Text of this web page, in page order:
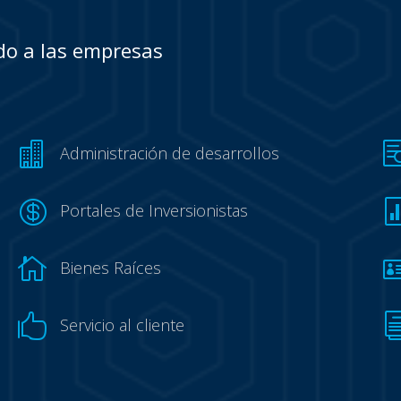
a las empresas
 Administración de desarrollos

Portales de Inversionistas

Bienes Raíces

Servicio al cliente